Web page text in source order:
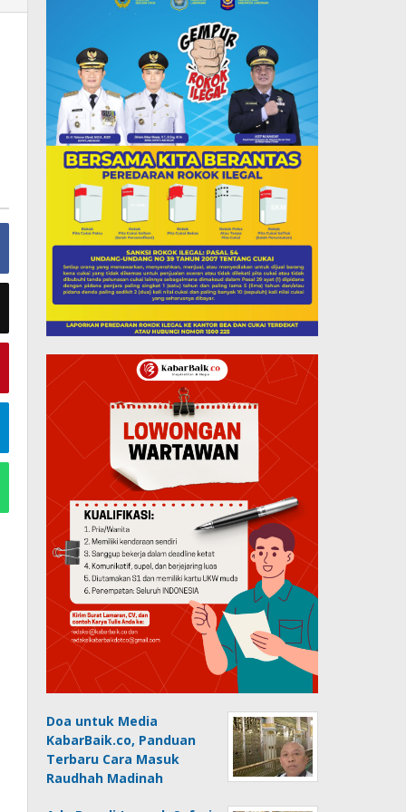
Doa untuk Media
KabarBaik.co, Panduan
Terbaru Cara Masuk
Raudhah Madinah